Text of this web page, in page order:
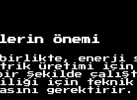
Önemi
birlikte, enerji
üretimi için
şekilde
için
gerektirir.